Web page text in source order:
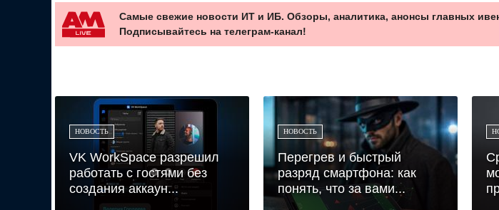
Самые свежие новости ИТ и ИБ. Обзоры, аналитика, анонсы главных
Подписывайтесь на телеграм-канал!
НОВОСТЬ
VK WorkSpace разрешил
работать с гостями без
создания аккаун...
НОВОСТЬ
Перегрев и быстрый
разряд смартфона: как
понять, что за вами...